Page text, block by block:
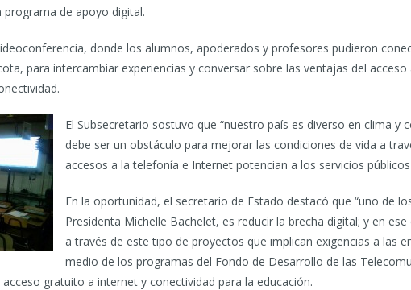
de apoyo digital.
donde los alumnos, apoderados y profesores pudieron
para intercambiar experiencias y conversar sobre las ventajas del
El Subsecretario sostuvo que “nuestro país es diverso en clima y
debe ser un obstáculo para mejorar las condiciones de vida a
accesos a la telefonía e Internet potencian a los servicios
En la oportunidad, el secretario de Estado destacó que “uno de
Presidenta Michelle Bachelet, es reducir la brecha digital; y en
a través de este tipo de proyectos que implican exigencias a las
medio de los programas del Fondo de Desarrollo de las
gratuito a internet y conectividad para la educación.